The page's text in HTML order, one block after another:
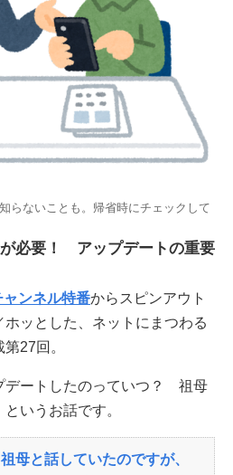
らないことも。帰省時にチェックして
必要！ アップデートの重要
ンネル特番からスピンアウト
ホッとした、ネットにまつわる
27回。
デートしたのっていつ？ 祖母
いうお話です。
母と話していたのですが、